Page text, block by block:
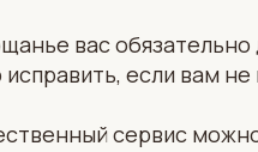
вас
если вам не
сервис